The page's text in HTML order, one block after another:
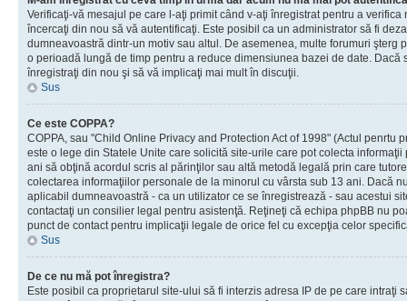
Verificaţi-vă mesajul pe care l-aţi primit când v-aţi înregistrat pentru a
încercaţi din nou să vă autentificaţi. Este posibil ca un administrator să fi
dumneavoastră dintr-un motiv sau altul. De asemenea, multe forumuri şterg
o perioadă lungă de timp pentru a reduce dimensiunea bazei de date. Dacă
înregistraţi din nou şi să vă implicaţi mai mult în discuţii.
Sus
Ce este COPPA?
COPPA, sau "Child Online Privacy and Protection Act of 1998" (Actul penrtu
este o lege din Statele Unite care solicită site-urile care pot colecta
ani să obţină acordul scris al părinţilor sau altă metodă legală prin care
colectarea informaţiilor personale de la minorul cu vârsta sub 13 ani. Dacă
aplicabil dumneavoastră - ca un utilizator ce se înregistrează - sau acestui
contactaţi un consilier legal pentru asistenţă. Reţineţi că echipa phpBB nu
punct de contact pentru implicaţii legale de orice fel cu excepţia celor
Sus
De ce nu mă pot înregistra?
Este posibil ca proprietarul site-ului să fi interzis adresa IP de pe care intraţi